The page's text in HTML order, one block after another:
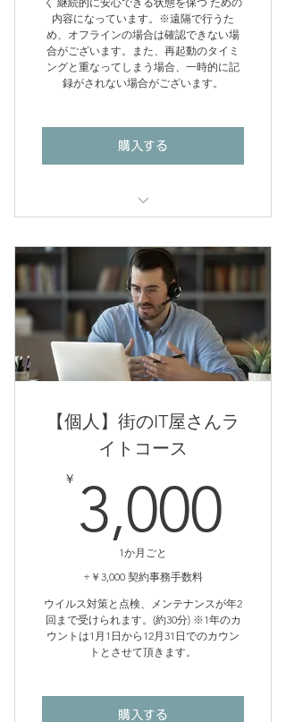
内容になっています。※遠隔で行うた
め、オフラインの場合は確認できない場
合がございます。また、再起動のタイミ
ングと重なってしまう場合、一時的に記
録がされない場合がございます。
購入する
認・設定サポート を目的としたも
のです。
常時監視・犯人特定・緊急通報サー
ビスではありませんので、その点を
ご了解の上、ご利用ください。
思い当たる日付や時間を必ず控えて
定期的にカメラ本体、SDカードの
接続状態を遠隔にて確認致します。
録画停止や接続エラーを検知した場
合にご報告や、遠隔にて画角調整を
承ります。
記録映像の保管が必要な際は、上書
す。※約2週間で上書きされます。
記録映像をパソコンや別記憶媒体に
【個人】街のIT屋さんラ
イトコース
￥ 3,000
1か月ごと
+￥3,000 契約事務手数料
ウイルス対策と点検、メンテナンスが年2
回まで受けられます。(約30分) ※1年のカ
ウントは1月1日から12月31日でのカウン
トとさせて頂きます。
購入する